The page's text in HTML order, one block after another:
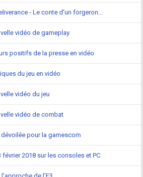
- Le conte d'un forgeron...
vidéo de gameplay
positifs de la presse en vidéo
du jeu en vidéo
vidéo du jeu
vidéo de combat
pour la gamescom
2018 sur les consoles et PC